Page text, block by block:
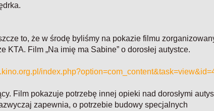
to, że w środę byliśmy na pokazie filmu
KTA. Film „Na imię ma Sabine” o dorosłej autystce.
Film pokazuje potrzebę innej opieki nad dorosłymi
zapewnia, o potrzebie budowy specjalnych